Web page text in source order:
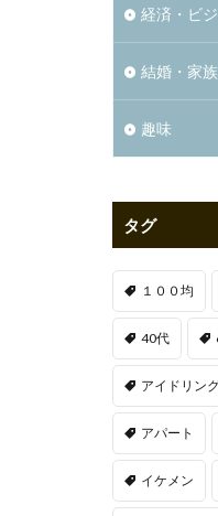
経済・ビ
結婚・家族
趣味
タグ
１００均
40代
アイドリン
アパート
イケメン